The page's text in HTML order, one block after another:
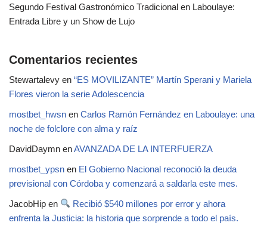
Segundo Festival Gastronómico Tradicional en Laboulaye:
Entrada Libre y un Show de Lujo
Comentarios recientes
Stewartalevy en “ES MOVILIZANTE” Martín Sperani y Mariela
Flores vieron la serie Adolescencia
mostbet_hwsn en Carlos Ramón Fernández en Laboulaye: una
noche de folclore con alma y raíz
DavidDaymn enAVANZADA DE LA INTERFUERZA
mostbet_ypsn en El Gobierno Nacional reconoció la deuda
previsional con Córdoba y comenzará a saldarla este mes.
JacobHip en
Recibió $540 millones por error y ahora
enfrenta la Justicia: la historia que sorprende a todo el país.